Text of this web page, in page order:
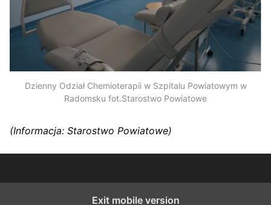
Dzienny Odział Chemioterapii w Szpitalu Powiatowym w
Radomsku fot.Starostwo Powiatowe
(Informacja: Starostwo Powiatowe)
Exit mobile version